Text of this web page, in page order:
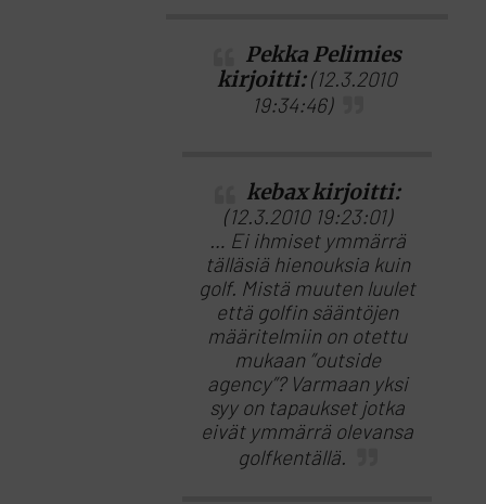
Pekka Pelimies
kirjoitti:(12.3.2010
19:34:46)
kebax kirjoitti:
(12.3.2010 19:23:01)
… Ei ihmiset ymmärrä
tälläsiä hienouksia kuin
golf. Mistä muuten luulet
että golfin sääntöjen
määritelmiin on otettu
mukaan ”outside
agency”? Varmaan yksi
syy on tapaukset jotka
eivät ymmärrä olevansa
golfkentällä.